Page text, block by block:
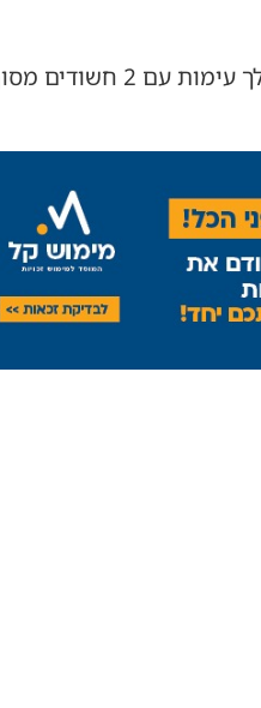
מדוברות המשטרה נמסר כי בהמשך לפניות כתבים אודות אירוע ירי באויר ע"י שוטר במהלך עימות עם